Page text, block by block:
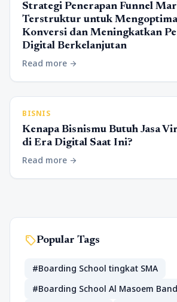
Strategi Penerapan Funnel
Terstruktur untuk
Konversi dan Meningkatkan
Digital Berkelanjutan
Read more arrow_forward
BISNIS
Kenapa Bisnismu Butuh Jasa
di Era Digital Saat Ini?
Read more arrow_forward
sellPopular Tags
#Boarding School tingkat SMA
#Boarding School Al Masoem